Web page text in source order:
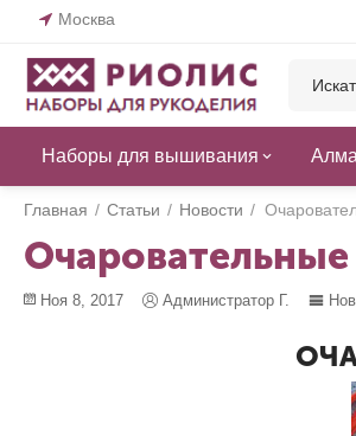
Москва
Наборы для вышивания
Главная / Статьи / Новости /
Ноя 8, 2017 Администратор Г.